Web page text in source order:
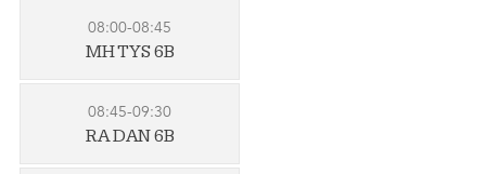
08:00-08:45
MH TYS 6B
08:45-09:30
RA DAN 6B